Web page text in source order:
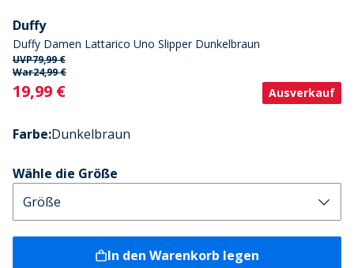
Duffy
Duffy Damen Lattarico Uno Slipper Dunkelbraun
UVP79,99 €
War24,99 €
Current
19,99 € Ausverkauf
Farbe:Dunkelbraun
Wähle die Größe
In den Warenkorb legen